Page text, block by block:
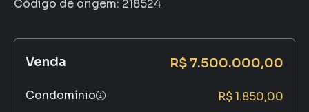
Código de origem: 218524
Venda R$ 7.500.000,00
Condomínio
R$ 1.850,00